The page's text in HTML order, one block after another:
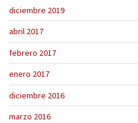
diciembre 2019
abril 2017
febrero 2017
enero 2017
diciembre 2016
marzo 2016